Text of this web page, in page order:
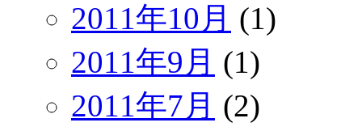
2011年10月 (1)
2011年9月 (1)
2011年7月 (2)